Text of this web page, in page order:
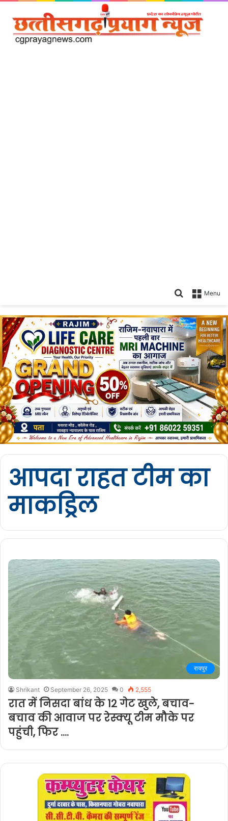
Menu
Search
आपदा राहत टीम का
माकड्रिल
रायपुर
Shrikant September 26, 2025 0 2,555
रात में निसदा बांध के 12 गेट खुले, बचाव-
बचाव की आवाज पर रेस्क्यू टीम मौके पर
पहुंची, फिर ….